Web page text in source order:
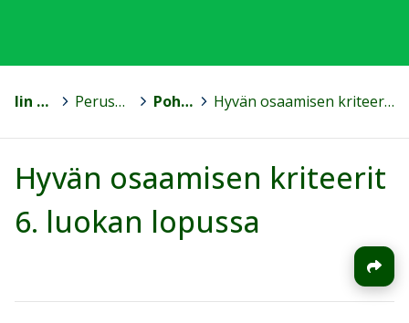
Iin kunta > Perusopetus ja esiopetus > Pohjois-Iin koulu > Hyvän osaamisen kriteerit 6. luokan lopussa
Hyvän osaamisen kriteerit
6. luokan lopussa